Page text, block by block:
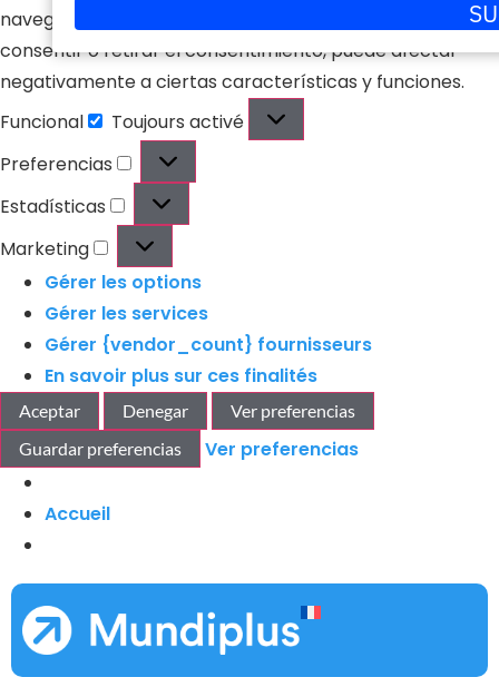
navegación o las identificaciones únicas en este sitio. No
consentir o retirar el consentimiento, puede afectar
negativamente a ciertas características y funciones.
Funcional
Toujours activé
Preferencias
Estadísticas
Marketing
Gérer les options
Gérer les services
Gérer {vendor_count} fournisseurs
En savoir plus sur ces finalités
Aceptar Denegar
Ver preferencias
Guardar preferencias
Ver preferencias
Accueil
correo
electrónico